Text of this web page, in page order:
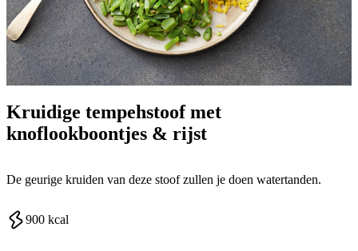
Kruidige tempehstoof met
knoflookboontjes & rijst
De geurige kruiden van deze stoof zullen je doen watertanden.
900 kcal